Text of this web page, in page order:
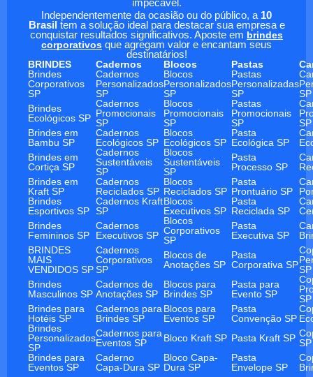
impecável.
Independentemente da ocasião ou do público, a 10
Brasil tem a solução ideal para destacar sua empresa e
conquistar resultados significativos. Aposte em brindes
corporativos que agregam valor e encantam seus
destinatários!
BRINDES
Cadernos Blocos Pastas
Brindes
Corporativos
SP
Cadernos
Personalizados
SP
Blocos
Personalizados
SP
Pastas
Personalizadas
SP
SP
Brindes
Ecológicos SP
Cadernos
Promocionais
SP
Blocos
Promocionais
SP
Pastas
Promocionais
SP
SP
Brindes em
Bambu SP
Cadernos
Ecológicos SP
Blocos
Ecológicos SP
Pasta
Ecológica SP
Brindes em
Cortiça SP
Cadernos
Sustentáveis
SP
Blocos
Sustentáveis
SP
Pasta
Processo SP
Brindes em
Kraft SP
Cadernos
Reciclados SP
Blocos
Reciclados SP
Pasta
Prontuário SP
Brindes
Esportivos SP
Cadernos Kraft
SP
Blocos
Executivos SP
Pasta
Reciclada SP
Brindes
Femininos SP
Cadernos
Executivos SP
Blocos
Corporativos
SP
Pasta
Executiva SP
BRINDES
MAIS
VENDIDOS SP
Cadernos
Corporativos
SP
Blocos de
Anotações SP
Pasta
Corporativa SPSP
Brindes
Masculinos SP
Cadernos de
Anotações SP
Blocos para
Brindes SP
Pasta para
Evento SP
SP
Brindes para
Hotéis SP
Cadernos para
Brindes SP
Blocos para
Eventos SP
Pasta
Convenção SP
Brindes
Personalizados
SP
Cadernos para
Eventos SP
Bloco Kraft SP Pasta Kraft SP SP
Brindes para
Eventos SP
Caderno
Capa-Dura SP
Bloco Capa-
Dura SP
Pasta
Envelope SP